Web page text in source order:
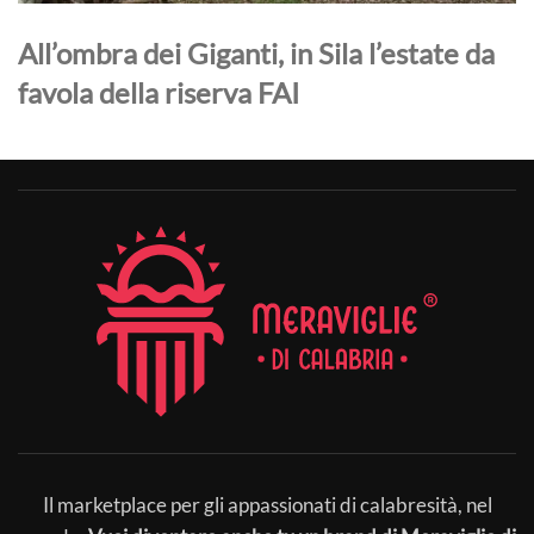
All’ombra dei Giganti, in Sila l’estate da
favola della riserva FAI
Il marketplace per gli appassionati di calabresità, nel